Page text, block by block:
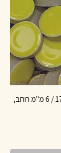
קרמיקה, עיגולים צהובים קוטר 17 / 6 מ"מ רוחב,